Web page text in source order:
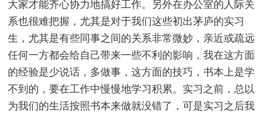
大家才能齐心协力地搞好工作。另外在办公室的人际关
系也很难把握，尤其是对于我们这些初出茅庐的实习
生，尤其是有些同事之间的关系非常微妙，亲近或疏远
任何一方都会给自己带来一些不利的影响，我在这方面
的经验是少说话，多做事，这方面的技巧，书本上是学
不到的，要在工作中慢慢地学习积累。实习之前，总以
为我们的生活按照书本来做就没错了，可是实习之后我